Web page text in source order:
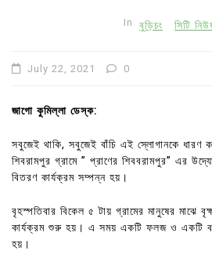
In বুড়িচং সিটি
July 22, 2021 0
জাগো কুমিল্লা ডেস্ক:
সবুজেই থাকি, সবুজেই বাঁচি এই স্লোগানকে ধারণ
শিবরামপুর গ্রামে ” প্রাণের শিববরামপুর” এর
বিতরণ কার্যক্রম সম্পন্ন হয়।
বৃহস্পতিবার বিকেল ৫ টায় গ্রামের মানুষের মাঝে
কার্যক্রম শুরু হয়। এ সময় একটি ফলজ ও একটি
হয়।